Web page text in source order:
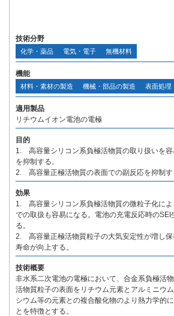
技術分野
化学・薬品 電気・電子 無機材料
機能
材料・素材の製造 機械・部品の製造 表面処理
適用製品
リチウムイオン電池の電極
目的
1. 高容量シリコン系負極活物質の取り扱いを
を抑制する。
2. 高容量正極活物質の表面での副反応を抑制す
効果
1. 高容量シリコン系負極活物質の微粒子化に
での取扱も容易になる。電池の充電反応時のSEI
る。
2. 高容量正極活物質粒子の大気安定性が増し
寿命が向上する。
技術概要
非水系二次電池の電極において、合金系負極活
活物質粒子の表面をリチウム元素とアルミニウ
シウム等の元素との複合酸化物のより熱力学的
とを特徴とする。